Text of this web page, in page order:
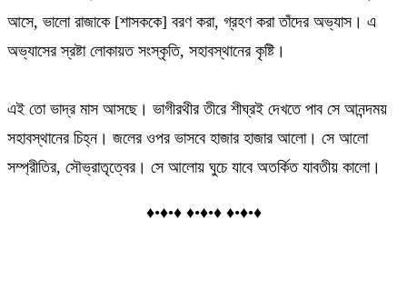
আসে, ভালো রাজাকে [শাসককে] বরণ করা, গ্রহণ করা তাঁদের অভ্যাস। এ
অভ্যাসের স্রষ্টা লোকায়ত সংস্কৃতি, সহাবস্থানের কৃষ্টি।
এই তো ভাদ্র মাস আসছে। ভাগীরথীর তীরে শীঘ্রই দেখতে পাব সে আনন্দময়
সহাবস্থানের চিহ্ন। জলের ওপর ভাসবে হাজার হাজার আলো। সে আলো
সম্প্রীতির, সৌভ্রাতৃত্বের। সে আলোয় ঘুচে যাবে অতর্কিত যাবতীয় কালো।
♦•♦•♦ ♦•♦•♦ ♦•♦•♦